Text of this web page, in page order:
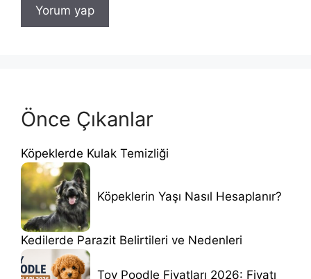
Önce Çıkanlar
Köpeklerde Kulak Temizliği
Köpeklerin Yaşı Nasıl Hesaplanır?
Kedilerde Parazit Belirtileri ve Nedenleri
Toy Poodle Fiyatları 2026: Fiyatı